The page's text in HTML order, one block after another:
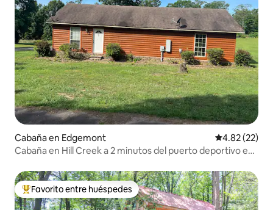
Cabaña en Edgemont Calificación
4.82 (22)
Cabaña en Hill Creek a 2 minutos del puerto deportivo en
De los mejores en Favorito entre huéspedes
Favorito entre huéspedes